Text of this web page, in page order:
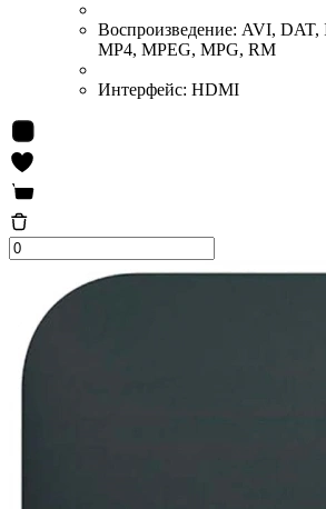
Воспроизведение: AVI, DAT,
MP4, MPEG, MPG, RM
Интерфейс: HDMI